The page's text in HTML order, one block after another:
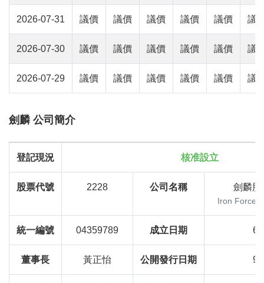
2026-07-31 議價 議價 議價 議價 議價 議
2026-07-30 議價 議價 議價 議價 議價 議
2026-07-29 議價 議價 議價 議價 議價 議
劍麟 公司簡介
登記現況 核准設立
股票代號 2228 公司名稱 劍麟股
Iron Force
統一編號 04359789 成立日期
董事長 黃正怡 公開發行日期